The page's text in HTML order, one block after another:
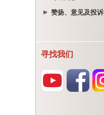
赞扬、意见及投诉
寻找我们